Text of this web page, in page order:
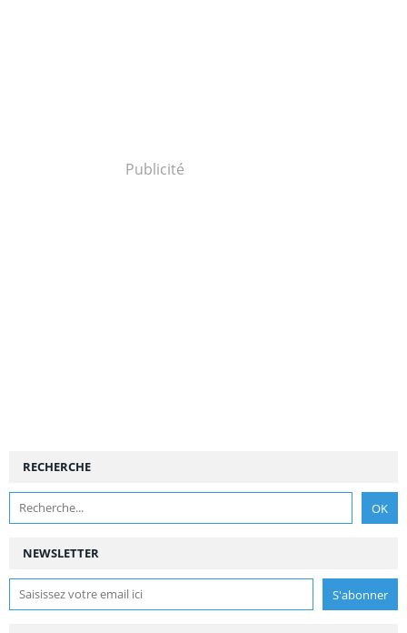
Publicité
NEWSLETTER
RECHERCHE